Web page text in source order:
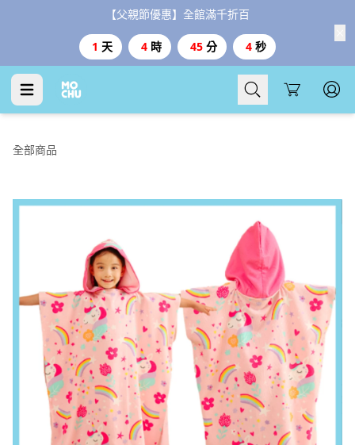
【父親節優惠】全館滿千折百
1 天 4 時 45 分 3 秒
Cart
全部商品